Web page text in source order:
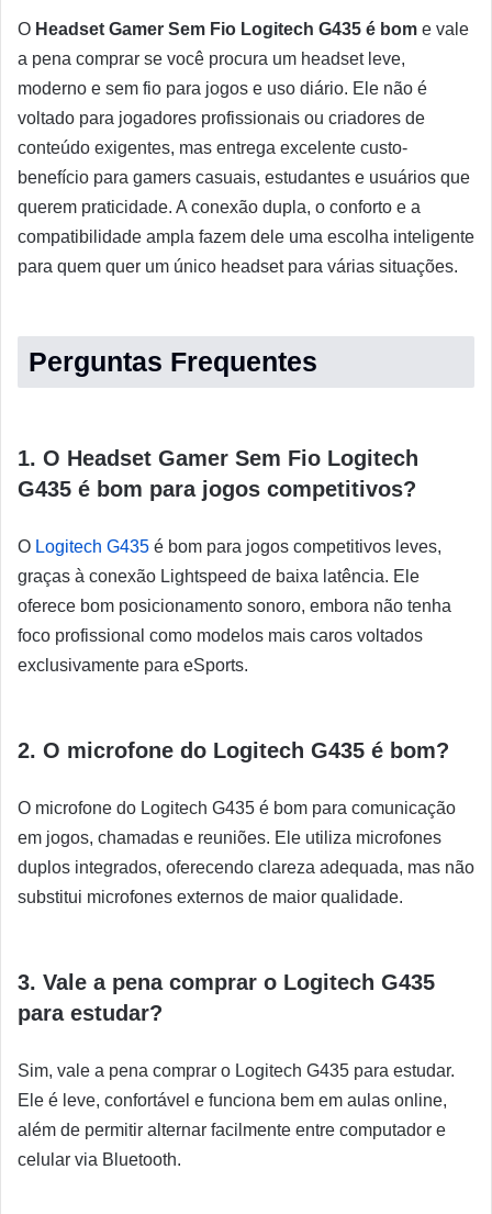
O Headset Gamer Sem Fio Logitech G435 é bom e vale
a pena comprar se você procura um headset leve,
moderno e sem fio para jogos e uso diário. Ele não é
voltado para jogadores profissionais ou criadores de
conteúdo exigentes, mas entrega excelente custo-
benefício para gamers casuais, estudantes e usuários que
querem praticidade. A conexão dupla, o conforto e a
compatibilidade ampla fazem dele uma escolha inteligente
para quem quer um único headset para várias situações.
Perguntas Frequentes
1. O Headset Gamer Sem Fio Logitech
G435 é bom para jogos competitivos?
O Logitech G435 é bom para jogos competitivos leves,
graças à conexão Lightspeed de baixa latência. Ele
oferece bom posicionamento sonoro, embora não tenha
foco profissional como modelos mais caros voltados
exclusivamente para eSports.
2. O microfone do Logitech G435 é bom?
O microfone do Logitech G435 é bom para comunicação
em jogos, chamadas e reuniões. Ele utiliza microfones
duplos integrados, oferecendo clareza adequada, mas não
substitui microfones externos de maior qualidade.
3. Vale a pena comprar o Logitech G435
para estudar?
Sim, vale a pena comprar o Logitech G435 para estudar.
Ele é leve, confortável e funciona bem em aulas online,
além de permitir alternar facilmente entre computador e
celular via Bluetooth.